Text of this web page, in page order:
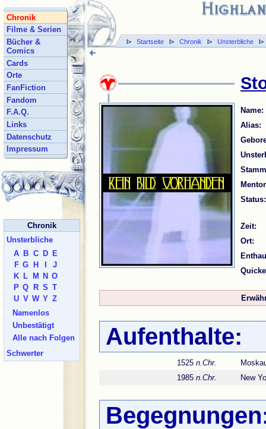
l> Startseite l> Chronik l> Unsterbliche
Name:
Alias:
Status:
Zeit:
Ort:
Aufenthalte:
1525 n.Chr.
1985 n.Chr. New
Chronik
Filme & Serien
Bücher &
Comics
Cards
Orte
FanFiction
Fandom
F.A.Q.
Links
Datenschutz
Impressum
Chronik
Unsterbliche
A B C D E
F G H
J
K L M N O
P Q R S T
U V W Y Z
Namenlos
Unbestätigt
Alle nach Folgen
Schwerter